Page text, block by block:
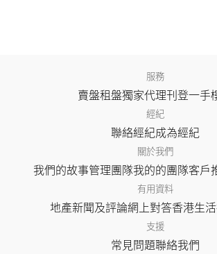
服務
賣盤租盤獨家代理刊登一手
經紀
聯絡經紀成為經紀
關於我們
我們的故事管理團隊我的的團隊客戶
有用資料
地產新聞及評論網上對答香港生
支援
常見問題聯絡我們